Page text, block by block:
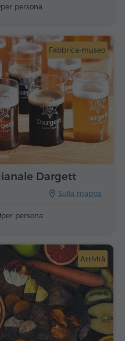
per persona
Fabbrica-museo
Sulla mappa
Dargett
per persona
Attività